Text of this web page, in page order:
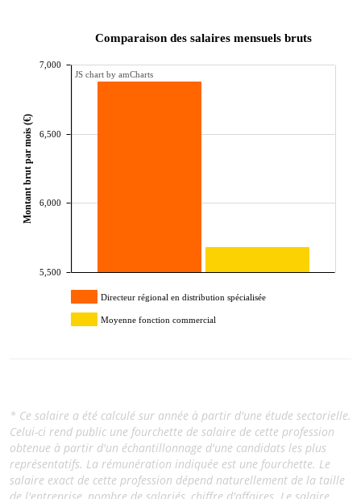
5,500
6,000
6,500
7,000
Montant brut par mois (€)
Comparaison des salaires mensuels bruts
JS chart by amCharts
Directeur régional en distribution spécialisée
Moyenne fonction commercial
* Ce salaire a été calculé sur année à partir d'une étude sectorielle.
Celui-ci rend public une fourchette de salaire de cette profession
obtenue à partir d'un échantillonnage d'une candidats les plus
représentatifs. La rémunération indiquée est une fourchette. Le
salaire exact de cette profession dépend naturellement de la taille